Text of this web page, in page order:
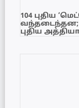
104 புதிய
வந்தடைந்தன;
புதிய